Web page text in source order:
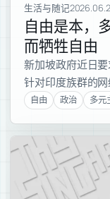
生活与随记
自由是本，
而牺牲自由
新加坡政府近日要
针对印度族群的
自由 政治 多元